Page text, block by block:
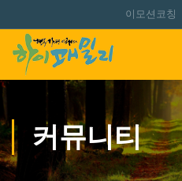
이모션코칭
커뮤니티